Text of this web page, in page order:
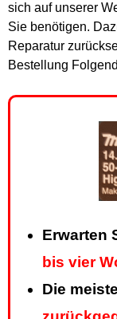
sich auf unserer
Sie benötigen.
Reparatur
Bestellung
Erwarten
bis vier
Die